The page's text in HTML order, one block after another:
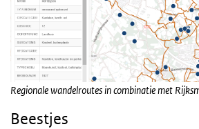
Regionale wandelroutes in combinatie met
Beestjes